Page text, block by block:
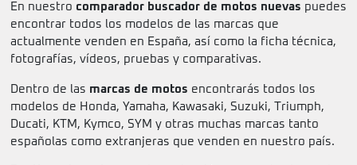
En nuestro comparador buscador de motos nuevas puedes
encontrar todos los modelos de las marcas que
actualmente venden en España, así como la ficha técnica,
fotografías, vídeos, pruebas y comparativas.
Dentro de las marcas de motos encontrarás todos los
modelos de Honda, Yamaha, Kawasaki, Suzuki, Triumph,
Ducati, KTM, Kymco, SYM y otras muchas marcas tanto
españolas como extranjeras que venden en nuestro país.